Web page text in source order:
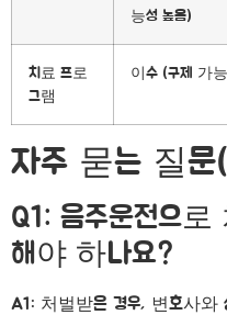
능성 높음)
치료 프로
그램
이수 (구제 가
자주 묻는 질문
Q1: 음주운전으
해야 하나요?
A1: 처벌받은 경우, 변호사와